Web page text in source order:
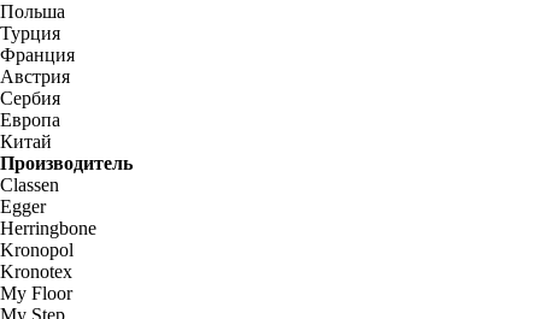
Польша
Турция
Франция
Австрия
Сербия
Европа
Китай
Производитель
Classen
Egger
Herringbone
Kronopol
Kronotex
My Floor
My Step